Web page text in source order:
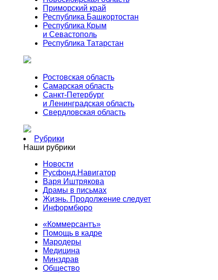
Приморский край
Республика Башкортостан
Республика Крым
и Севастополь
Республика Татарстан
Ростовская область
Самарская область
Санкт-Петербург
и Ленинградская область
Свердловская область
Рубрики
Наши рубрики
Новости
Русфонд.Навигатор
Варя Иштрякова
Драмы в письмах
Жизнь. Продолжение следует
Информбюро
«Коммерсантъ»
Помощь в кадре
Мародеры
Медицина
Минздрав
Общество